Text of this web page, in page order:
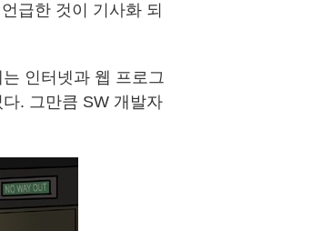
급한 것이 기사화 되
인터넷과 웹 프로그
. 그만큼 SW 개발자